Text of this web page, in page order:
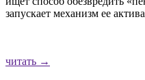
запускает механизм ее
читать →